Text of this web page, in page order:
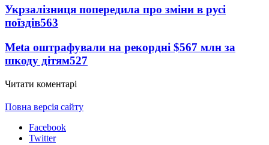
Укрзалізниця попередила про зміни в русі
поїздів563
Meta оштрафували на рекордні $567 млн за
шкоду дітям527
Читати коментарі
Повна версія сайту
Facebook
Twitter